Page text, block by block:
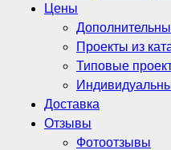
Цены
Проекты из
Типовые
Доставка
Отзывы
Фотоотзывы